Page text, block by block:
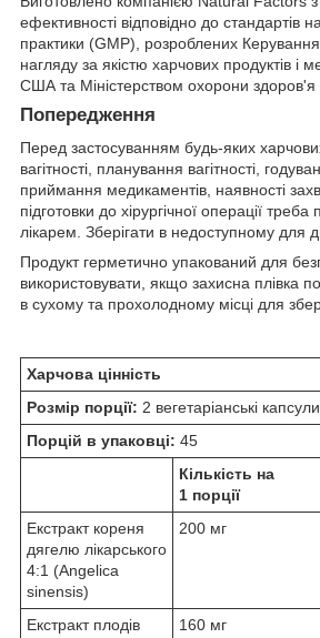
ефективності відповідно до стандартів
практики (GMP), розроблених
нагляду за якістю харчових продуктів і
США та Міністерством охорони здоров'я
Попередження
Перед застосуванням будь-яких
вагітності, планування вагітності,
приймання медикаментів, наявності
підготовки до хірургічної операції
лікарем. Зберігати в недоступному для
Продукт герметично упакований для
використовувати, якщо захисна плівка
в сухому та прохолодному місці для
Харчова цінність
Розмір порції: 2 вегетаріанські капсули
Порцій в упаковці: 45
Кількість на
1 порції
Екстракт кореня
дягелю лікарського
4:1 (Angelica
sinensis)
200 мг
Екстракт плодів
160 мг